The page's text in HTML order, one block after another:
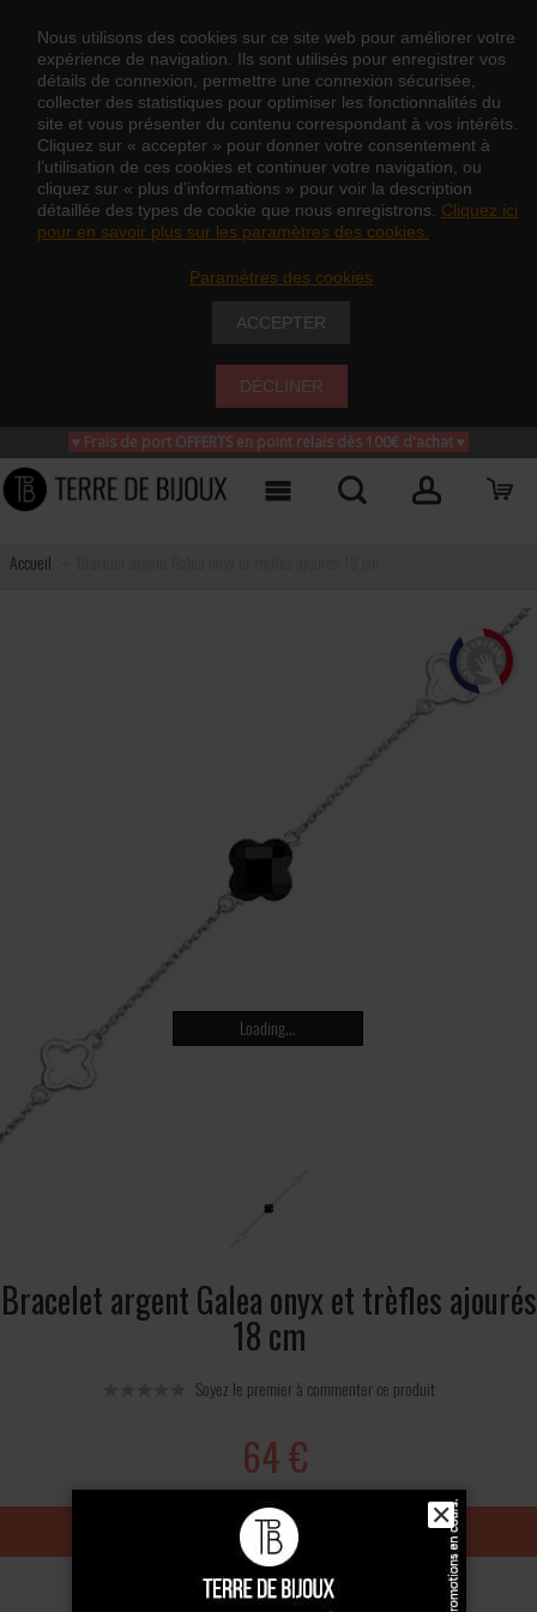
Nous utilisons des cookies sur ce site web pour améliorer votre
expérience de navigation. Ils sont utilisés pour enregistrer vos
détails de connexion, permettre une connexion sécurisée,
collecter des statistiques pour optimiser les fonctionnalités du
site et vous présenter du contenu correspondant à vos intérêts.
Cliquez sur « accepter » pour donner votre consentement à
l’utilisation de ces cookies et continuer votre navigation, ou
cliquez sur « plus d’informations » pour voir la description
détaillée des types de cookie que nous enregistrons. Cliquez ici
pour en savoir plus sur les paramètres des cookies.
Paramètres des cookies
ACCEPTER
DÉCLINER
♥ Frais de port OFFERTS en point relais dès 100€ d'achat ♥
Accueil
Loading...
Bracelet argent Galea onyx et trèfles ajourés
18 cm
Soyez le premier à commenter ce produit
64 €
Ajouter au panier
✕